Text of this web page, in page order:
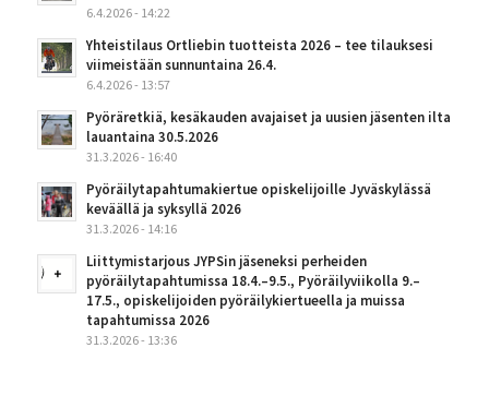
6.4.2026 - 14:22
Yhteistilaus Ortliebin tuotteista 2026 – tee tilauksesi
viimeistään sunnuntaina 26.4.
6.4.2026 - 13:57
Pyöräretkiä, kesäkauden avajaiset ja uusien jäsenten ilta
lauantaina 30.5.2026
31.3.2026 - 16:40
Pyöräilytapahtumakiertue opiskelijoille Jyväskylässä
keväällä ja syksyllä 2026
31.3.2026 - 14:16
Liittymistarjous JYPSin jäseneksi perheiden
pyöräilytapahtumissa 18.4.–9.5., Pyöräilyviikolla 9.–
17.5., opiskelijoiden pyöräilykiertueella ja muissa
tapahtumissa 2026
31.3.2026 - 13:36